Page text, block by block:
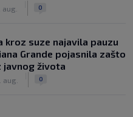
aug. 0
kroz suze najavila pauzu
Grande pojasnila zašto
javnog života
aug. 0